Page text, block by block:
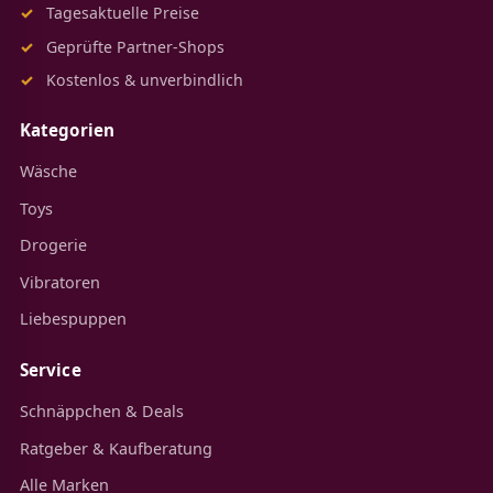
Tagesaktuelle Preise
Geprüfte Partner-Shops
Kostenlos & unverbindlich
Kategorien
Wäsche
Toys
Drogerie
Vibratoren
Liebespuppen
Service
Schnäppchen & Deals
Ratgeber & Kaufberatung
Alle Marken